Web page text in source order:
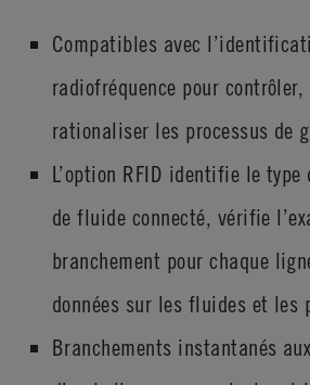
Compatibles avec
radiofréquence pour
rationaliser les processus de
L’option RFID identifie le
de fluide connecté, vérifie
branchement pour chaque
données sur les fluides et les
Branchements instantanés